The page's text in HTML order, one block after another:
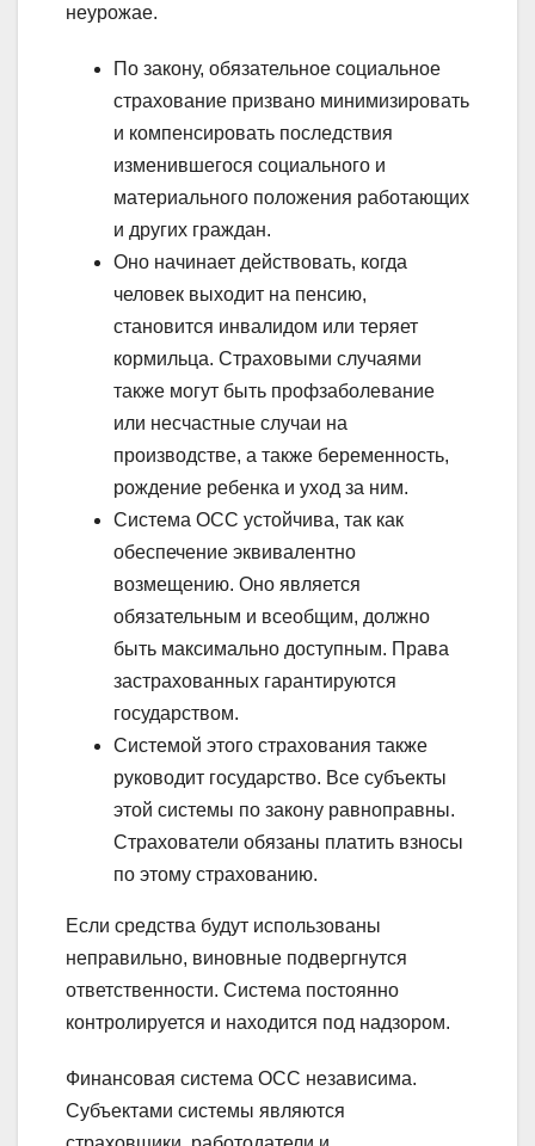
неурожае.
По закону, обязательное социальное
страхование призвано минимизировать
и компенсировать последствия
изменившегося социального и
материального положения работающих
и других граждан.
Оно начинает действовать, когда
человек выходит на пенсию,
становится инвалидом или теряет
кормильца. Страховыми случаями
также могут быть профзаболевание
или несчастные случаи на
производстве, а также беременность,
рождение ребенка и уход за ним.
Система ОСС устойчива, так как
обеспечение эквивалентно
возмещению. Оно является
обязательным и всеобщим, должно
быть максимально доступным. Права
застрахованных гарантируются
государством.
Системой этого страхования также
руководит государство. Все субъекты
этой системы по закону равноправны.
Страхователи обязаны платить взносы
по этому страхованию.
Если средства будут использованы
неправильно, виновные подвергнутся
ответственности. Система постоянно
контролируется и находится под надзором.
Финансовая система ОСС независима.
Субъектами системы являются